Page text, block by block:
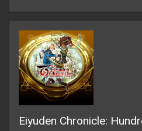
Eiyuden Chronicle: